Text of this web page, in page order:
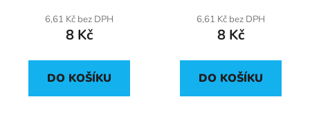
6,61 Kč bez DPH
8 Kč
DO KOŠÍKU
6,61 Kč bez DPH
8 Kč
DO KOŠÍKU